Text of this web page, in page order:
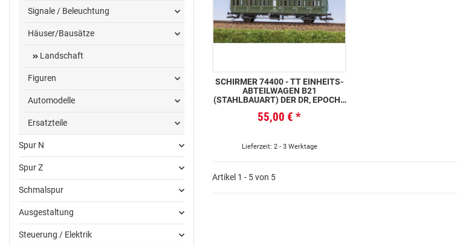
SCHIRMER 74400 - TT EINHEITS-
ABTEILWAGEN B21
(STAHLBAUART) DER DR, EPOCHE
55,00 € *
Lieferzeit: 2 - 3 Werktage
Artikel 1 - 5 von 5
Signale / Beleuchtung
Häuser/Bausätze
Landschaft
Figuren
Automodelle
Ersatzteile
Spur N
Spur Z
Schmalspur
Ausgestaltung
Steuerung / Elektrik